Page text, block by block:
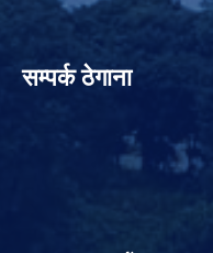
सम्पर्क ठेगाना